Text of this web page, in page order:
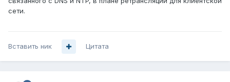
сети.
Вставить ник Цитата